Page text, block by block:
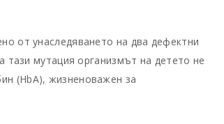
от унаследяването на два дефектни
тази мутация организмът на детето не
(HbA), жизненоважен за